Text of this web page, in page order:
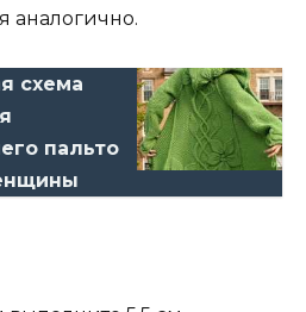
аналогично.
схема
пальто